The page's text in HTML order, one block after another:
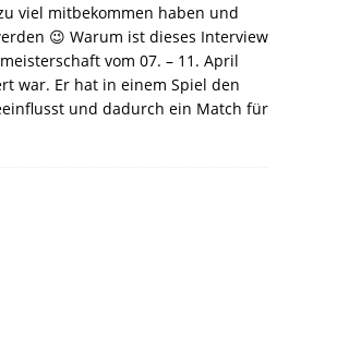
viel mitbekommen haben und
😉 Warum ist dieses Interview
vom 07. – 11. April
war. Er hat in einem Spiel den
und dadurch ein Match für